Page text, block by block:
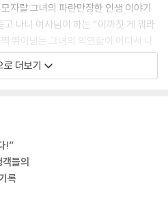
자랄 그녀의 파란만장한 인생 이야기
나니 여사님이 하는 “이까짓 게 뭐라
뛰어넘는 그녀의 의연함이 어디서 나
〈청소도우미 여사님〉)
라간다. 할아버지 댁 도어록에서 암호
하게 울리더니 문을 쾅쾅 두드리는 소
내다보았지만 아무도 없길래 문을 열
러져 있는 게 아닌가. -62쪽(〈노르웨
로 더보기
!”
들의
록